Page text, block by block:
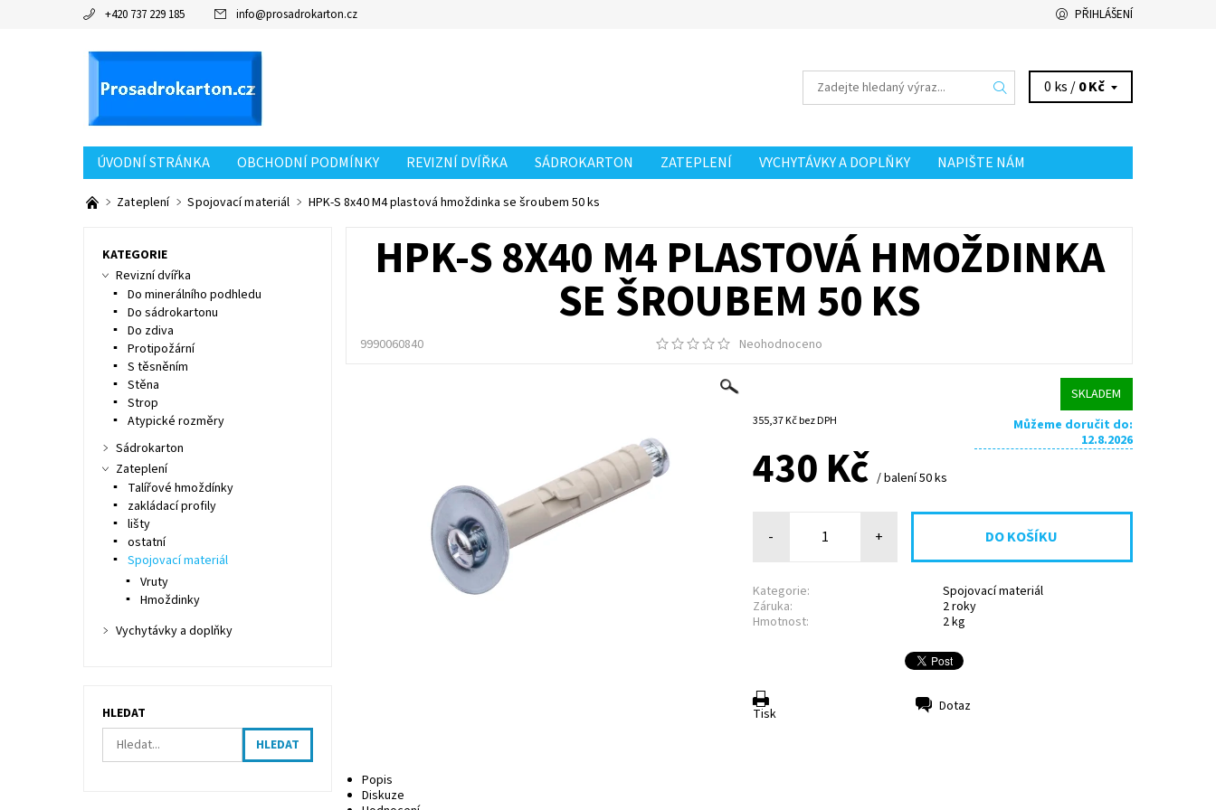
+420 737 229 185 info@prosadrokarton.cz PŘIHLÁŠENÍ
0 ks /0 Kč
ÚVODNÍ STRÁNKA OBCHODNÍ PODMÍNKY REVIZNÍ DVÍŘKA SÁDROKARTON ZATEPLENÍ VYCHYTÁVKY A DOPLŇKY
NAPIŠTE NÁM
KONTAKT
Zateplení Spojovací materiál HPK-S 8x40 M4 plastová hmoždinka se šroubem 50 ks
HPK-S 8X40 M4 PLASTOVÁ HMOŽDINKA
SE ŠROUBEM 50 KS
9990060840 Neohodnoceno
355,37 Kč bez DPH
SKLADEM
Můžeme doručit do:
12.8.2026
430 Kč / balení 50 ks
- +
Kategorie:
Spojovací materiál
Záruka:
2 roky
Hmotnost:
2 kg
Tisk Dotaz
Popis
Diskuze
KATEGORIE
Revizní dvířka
Do minerálního podhledu
Do sádrokartonu
Do zdiva
Protipožární
S těsněním
Stěna
Strop
Atypické rozměry
Sádrokarton
Zateplení
Talířové hmoždínky
zakládací profily
lišty
ostatní
Spojovací materiál
Vruty
Hmoždinky
Vychytávky a doplňky
HLEDAT